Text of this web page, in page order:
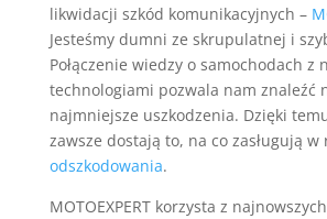
likwidacji szkód komunikacyjnych –
Jesteśmy dumni ze skrupulatnej i
Połączenie wiedzy o samochodach z
technologiami pozwala nam znaleźć
najmniejsze uszkodzenia. Dzięki
zawsze dostają to, na co zasługują w
odszkodowania.
MOTOEXPERT korzysta z